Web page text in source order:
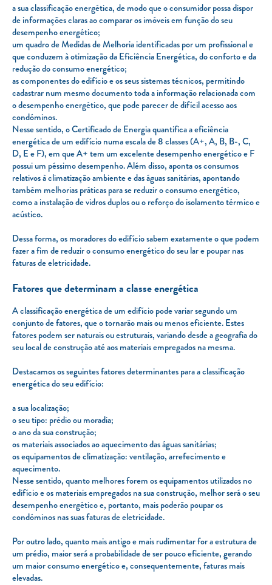
a sua classificação energética, de modo que o consumidor possa dispor
de informações claras ao comparar os imóveis em função do seu
desempenho energético;
um quadro de Medidas de Melhoria identificadas por um profissional e
que conduzem à otimização da Eficiência Energética, do conforto e da
redução do consumo energético;
as componentes do edifício e os seus sistemas técnicos, permitindo
cadastrar num mesmo documento toda a informação relacionada com
o desempenho energético, que pode parecer de difícil acesso aos
condóminos.
Nesse sentido, o Certificado de Energia quantifica a eficiência
energética de um edifício numa escala de 8 classes (A+, A, B, B-, C,
D, E e F), em que A+ tem um excelente desempenho energético e F
possui um péssimo desempenho. Além disso, aponta os consumos
relativos à climatização ambiente e das águas sanitárias, apontando
também melhorias práticas para se reduzir o consumo energético,
como a instalação de vidros duplos ou o reforço do isolamento térmico e
acústico.
Dessa forma, os moradores do edifício sabem exatamente o que podem
fazer a fim de reduzir o consumo energético do seu lar e poupar nas
faturas de eletricidade.
Fatores que determinam a classe energética
A classificação energética de um edifício pode variar segundo um
conjunto de fatores, que o tornarão mais ou menos eficiente. Estes
fatores podem ser naturais ou estruturais, variando desde a geografia do
seu local de construção até aos materiais empregados na mesma.
Destacamos os seguintes fatores determinantes para a classificação
energética do seu edifício:
a sua localização;
o seu tipo: prédio ou moradia;
o ano da sua construção;
os materiais associados ao aquecimento das águas sanitárias;
os equipamentos de climatização: ventilação, arrefecimento e
aquecimento.
Nesse sentido, quanto melhores forem os equipamentos utilizados no
edifício e os materiais empregados na sua construção, melhor será o seu
desempenho energético e, portanto, mais poderão poupar os
condóminos nas suas faturas de eletricidade.
Por outro lado, quanto mais antigo e mais rudimentar for a estrutura de
um prédio, maior será a probabilidade de ser pouco eficiente, gerando
um maior consumo energético e, consequentemente, faturas mais
elevadas.